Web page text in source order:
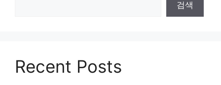
검색
Recent Posts